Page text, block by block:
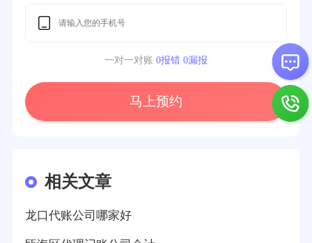
一对一对账 0报错 0漏报
马上预约
相关文章
龙口代账公司哪家好